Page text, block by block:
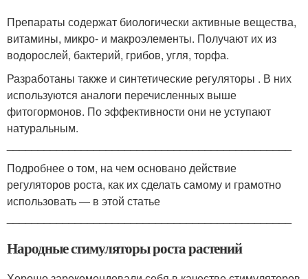
Препараты содержат биологически активные вещества,
витамины, микро- и макроэлементы. Получают их из
водорослей, бактерий, грибов, угля, торфа.
Разработаны также и синтетические регуляторы . В них
используются аналоги перечисленных выше
фитогормонов. По эффективности они не уступают
натуральным.
Подробнее о том, на чем основано действие
регуляторов роста, как их сделать самому и грамотно
использовать — в этой статье
Народные стимуляторы роста растений